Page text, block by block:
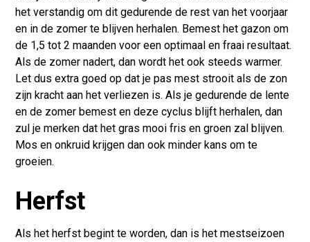
het verstandig om dit gedurende de rest van het voorjaar
en in de zomer te blijven herhalen. Bemest het gazon om
de 1,5 tot 2 maanden voor een optimaal en fraai resultaat.
Als de zomer nadert, dan wordt het ook steeds warmer.
Let dus extra goed op dat je pas mest strooit als de zon
zijn kracht aan het verliezen is. Als je gedurende de lente
en de zomer bemest en deze cyclus blijft herhalen, dan
zul je merken dat het gras mooi fris en groen zal blijven.
Mos en onkruid krijgen dan ook minder kans om te
groeien.
Herfst
Als het herfst begint te worden, dan is het mestseizoen